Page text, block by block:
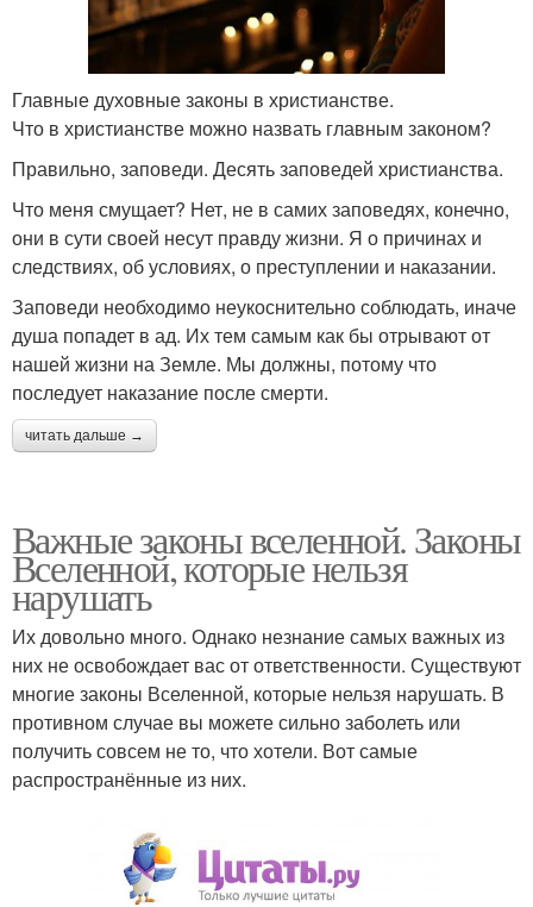
Главные духовные законы в христианстве.
Что в христианстве можно назвать главным законом?
Правильно, заповеди. Десять заповедей христианства.
Что меня смущает? Нет, не в самих заповедях, конечно,
они в сути своей несут правду жизни. Я о причинах и
следствиях, об условиях, о преступлении и наказании.
Заповеди необходимо неукоснительно соблюдать, иначе
душа попадет в ад. Их тем самым как бы отрывают от
нашей жизни на Земле. Мы должны, потому что
последует наказание после смерти.
читать дальше →
Важные законы вселенной. Законы
Вселенной, которые нельзя
нарушать
Их довольно много. Однако незнание самых важных из
них не освобождает вас от ответственности. Существуют
многие законы Вселенной, которые нельзя нарушать. В
противном случае вы можете сильно заболеть или
получить совсем не то, что хотели. Вот самые
распространённые из них.